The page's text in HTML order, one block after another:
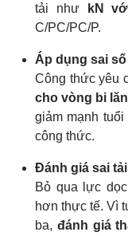
tải như
kN
C/PC/PC/P.
Áp dụng sai
Công thức yêu
cho vòng bi lăn
giảm mạnh
công thức.
Đánh giá sai
Bỏ qua lực
hơn thực tế. Vì
ba, đánh giá